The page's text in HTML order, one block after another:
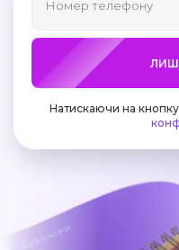
Натискаючи на